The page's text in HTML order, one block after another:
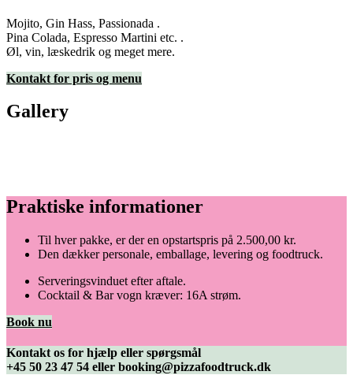
Mojito, Gin Hass, Passionada .
Pina Colada, Espresso Martini etc. .
Øl, vin, læskedrik og meget mere.
Kontakt for pris og menu
Gallery
Praktiske informationer
Til hver pakke, er der en opstartspris på 2.500,00 kr.
Den dækker personale, emballage, levering og foodtruck.
Serveringsvinduet efter aftale.
Cocktail & Bar vogn kræver: 16A strøm.
Book nu
Kontakt os for hjælp eller spørgsmål
+45 50 23 47 54 eller booking@pizzafoodtruck.dk